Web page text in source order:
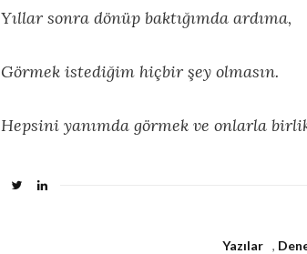
Yıllar sonra dönüp baktığımda ardıma,
Görmek istediğim hiçbir şey olmasın.
Hepsini yanımda görmek ve onlarla
Yazılar ,